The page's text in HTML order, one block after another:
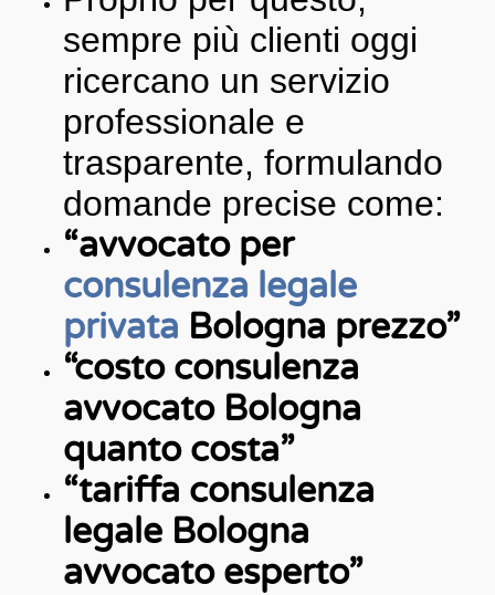
sempre più clienti oggi
ricercano un servizio
professionale e
trasparente, formulando
domande precise come:
“avvocato per
consulenza legale
privata Bologna prezzo”
“costo consulenza
avvocato Bologna
quanto costa”
“tariffa consulenza
legale Bologna
avvocato esperto”